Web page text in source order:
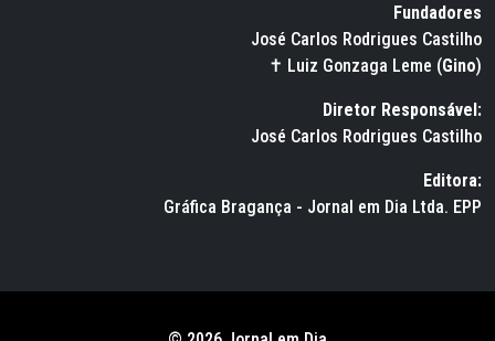
Fundadores
José Carlos Rodrigues Castilho
✝ Luiz Gonzaga Leme (Gino)
Diretor Responsável:
José Carlos Rodrigues Castilho
Editora:
Gráfica Bragança - Jornal em Dia Ltda. EPP